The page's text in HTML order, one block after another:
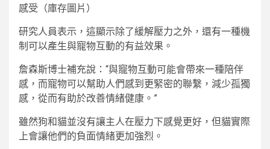
感受（庫存圖片）
研究人員表示，這顯示除了緩解壓力之外，還有一種機
制可以產生與寵物互動的有益效果。
詹森斯博士補充說：“與寵物互動可能會帶來一種陪伴
感，而寵物可以幫助人們感到更緊密的聯繫，減少孤獨
感，從而有助於改善情緒健康。”
雖然狗和貓並沒有讓主人在壓力下感覺更好，但貓實際
上會讓他們的負面情緒更加強烈。